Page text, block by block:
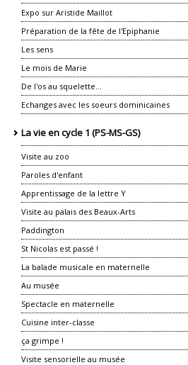
Expo sur Aristide Maillot
Préparation de la fête de l'Epiphanie
Les sens
Le mois de Marie
De l'os au squelette...
Echanges avec les soeurs dominicaines
La vie en cycle 1 (PS-MS-GS)
Visite au zoo
Paroles d'enfant
Apprentissage de la lettre Y
Visite au palais des Beaux-Arts
Paddington
St Nicolas est passé !
La balade musicale en maternelle
Au musée
Spectacle en maternelle
Cuisine inter-classe
ça grimpe !
Visite sensorielle au musée